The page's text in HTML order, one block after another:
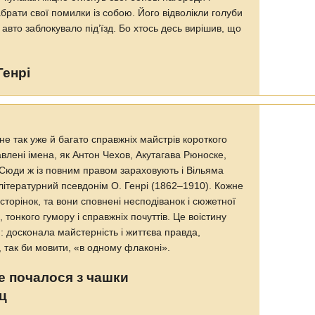
свої помилки із собою. Його відволікли голуби
заблокувало під’їзд. Бо хтось десь вирішив, що
не так уже й багато справж­ніх майстрів короткого
імена, як Антон Чехов, Акутагава Рюноске,
Сюди ж із повним правом зараховують і Віль­яма
псевдонім О. Генрі (1862–1910). Кожне
та вони сповнені несподіванок і сюжетної
гумору і справжніх почуттів. Це воістину
майстерність і життєва правда,
так би мовити, «в одному флаконі».
почалося з чашки